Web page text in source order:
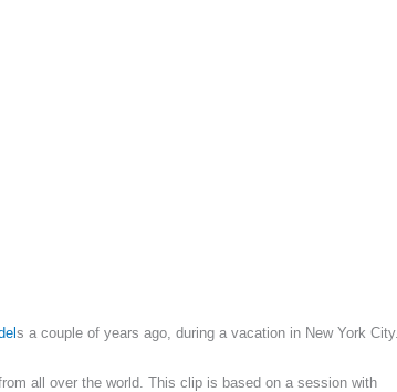
s a couple of years ago, during a vacation in New York City.
all over the world. This clip is based on a session with